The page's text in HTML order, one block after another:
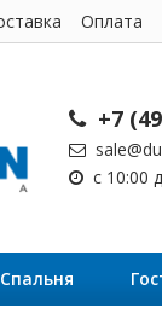
Оплата
+7
с 10:00
Cпальня